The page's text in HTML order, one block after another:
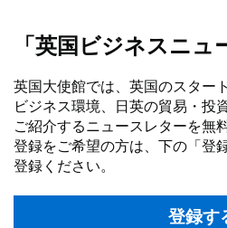
「英国ビジネスニュ
英国大使館では、英国のスター
ビジネス環境、日英の貿易・投
ご紹介するニュースレターを無
登録をご希望の方は、下の「登
登録ください。
登録す